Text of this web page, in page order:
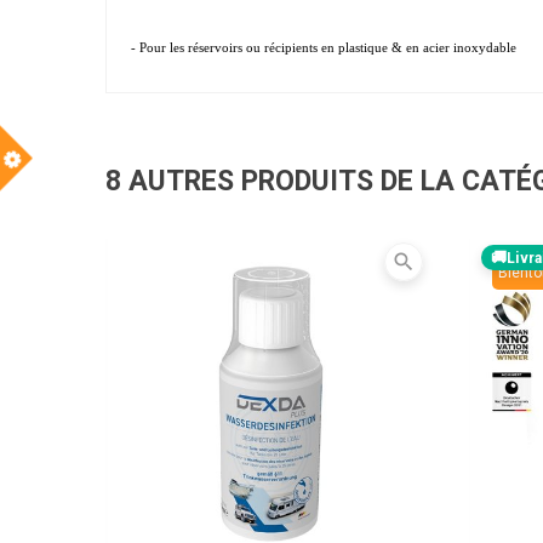
- Pour les réservoirs ou récipients en plastique & en acier inoxydable
8 AUTRES PRODUITS DE LA
search